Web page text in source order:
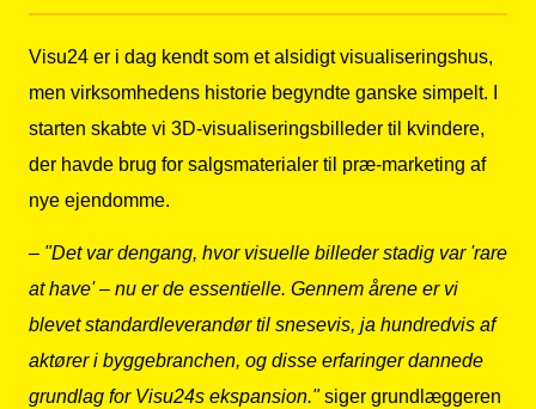
Visu24 er i dag kendt som et alsidigt visualiseringshus,
men virksomhedens historie begyndte ganske simpelt. I
starten skabte vi 3D-visualiseringsbilleder til kvindere,
der havde brug for salgsmaterialer til præ-marketing af
nye ejendomme.
– "Det var dengang, hvor visuelle billeder stadig var 'rare
at have' – nu er de essentielle. Gennem årene er vi
blevet standardleverandør til snesevis, ja hundredvis af
aktører i byggebranchen, og disse erfaringer dannede
grundlag for Visu24s ekspansion."siger grundlæggeren